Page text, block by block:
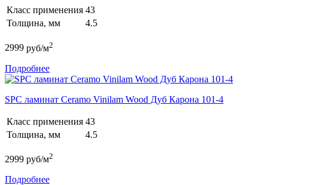
Класс применения 43
Толщина, мм
4.5
2999 руб/м2
Подробнее
SPC ламинат Ceramo Vinilam Wood Дуб Карона 101-4
Класс применения 43
Толщина, мм
4.5
2999 руб/м2
Подробнее